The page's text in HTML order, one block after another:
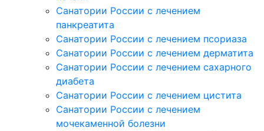
Санатории России с лечением
панкреатита
Санатории России с лечением псориаза
Санатории России с лечением дерматита
Санатории России с лечением сахарного
диабета
Санатории России с лечением цистита
Санатории России с лечением
мочекаменной болезни